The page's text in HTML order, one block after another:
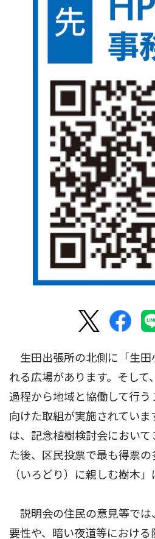
生田出張所の北側に「生田
れる広場があります。そして
過程から地域と協働して行う
向けた取組が実施されていま
は、記念植樹検討会におい
た後、区民投票で最も得票
（いろどり）に親しむ樹木」
説明会の住民の意見等では
要性や、暗い夜道等における